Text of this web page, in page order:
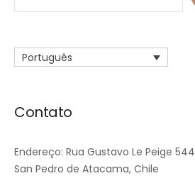
Português
Contato
Endereço: Rua Gustavo Le Peige 544
San Pedro de Atacama, Chile